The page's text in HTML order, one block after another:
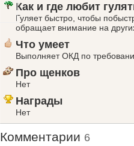
Как и где любит
Гуляет быстро, чтобы
обращает внимание на
Что умеет
Выполняет ОКД по
Про щенков
Нет
Награды
Нет
Комментарии 6